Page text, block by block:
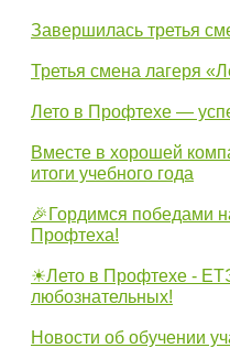
Завершилась третья
Третья смена лагеря
Лето в Профтехе —
Вместе в хорошей
итоги учебного года
🎉Гордимся победами
Профтеха!
☀Лето в Профтехе -
любознательных!
Новости об обучении